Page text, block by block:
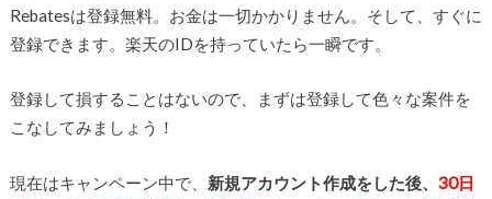
Rebatesは登録無料。お金は一切かかりません。そして、すぐに
登録できます。楽天のIDを持っていたら一瞬です。
登録して損することはないので、まずは登録して色々な案件を
こなしてみましょう！
現在はキャンペーン中で、 新規アカウント作成をした後、 30日